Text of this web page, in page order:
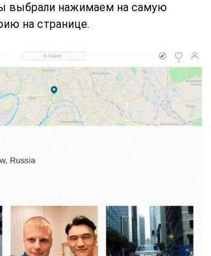
выбрали нажимаем на самую
на странице.